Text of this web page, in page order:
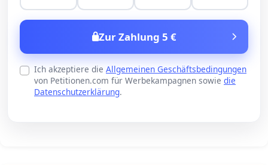
Zur Zahlung 5 €
Ich akzeptiere die Allgemeinen Geschäftsbedingungen
von Petitionen.com für Werbekampagnen sowie die
Datenschutzerklärung.